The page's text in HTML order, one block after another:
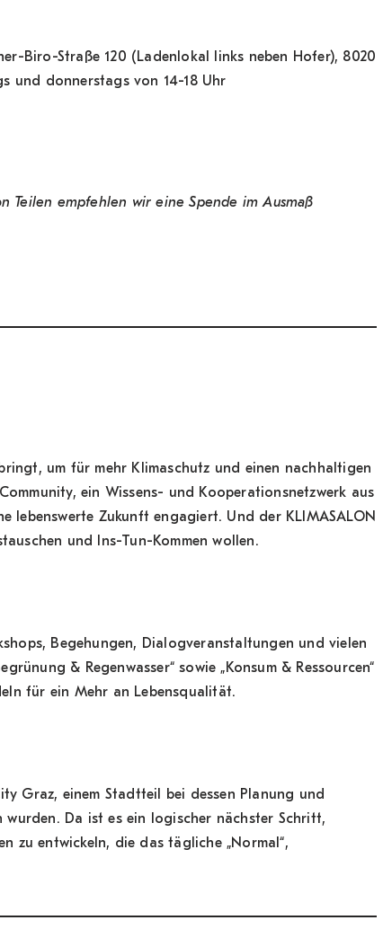
Biro-Straße 120 (Ladenlokal links neben Hofer), 8020
und donnerstags von 14-18 Uhr
Teilen empfehlen wir eine Spende im Ausmaß
um für mehr Klimaschutz und einen nachhaltigen
ein Wissens- und Kooperationsnetzwerk aus
lebenswerte Zukunft engagiert. Und der KLIMASALON
und Ins-Tun-Kommen wollen.
Begehungen, Dialogveranstaltungen und vielen
& Regenwasser“ sowie „Konsum & Ressourcen“
für ein Mehr an Lebensqualität.
Graz, einem Stadtteil bei dessen Planung und
Da ist es ein logischer nächster Schritt,
zu entwickeln, die das tägliche „Normal“,